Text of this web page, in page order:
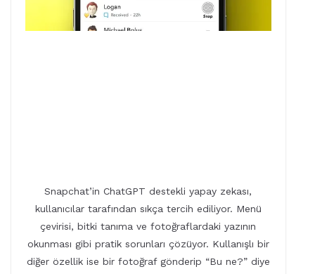
Snapchat’in ChatGPT destekli yapay zekası,
kullanıcılar tarafından sıkça tercih ediliyor. Menü
çevirisi, bitki tanıma ve fotoğraflardaki yazının
okunması gibi pratik sorunları çözüyor. Kullanışlı bir
diğer özellik ise bir fotoğraf gönderip “Bu ne?” diye